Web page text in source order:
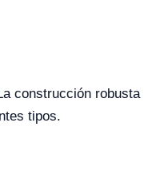
construcción robusta
tipos.